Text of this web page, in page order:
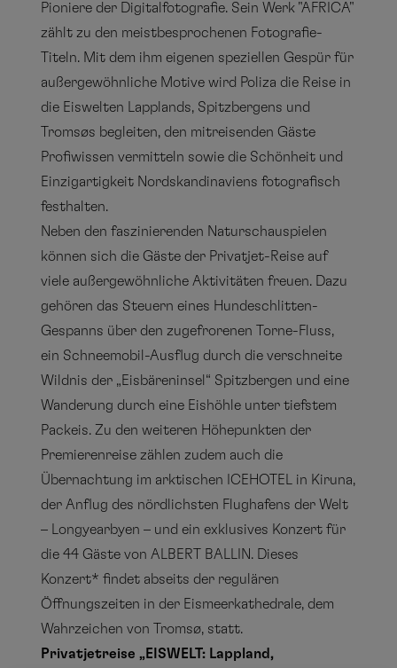
Pioniere der Digitalfotografie. Sein Werk "AFRICA"
zählt zu den meistbesprochenen Fotografie-
Titeln. Mit dem ihm eigenen speziellen Gespür für
außergewöhnliche Motive wird Poliza die Reise in
die Eiswelten Lapplands, Spitzbergens und
Tromsøs begleiten, den mitreisenden Gäste
Profiwissen vermitteln sowie die Schönheit und
Einzigartigkeit Nordskandinaviens fotografisch
festhalten.
Neben den faszinierenden Naturschauspielen
können sich die Gäste der Privatjet-Reise auf
viele außergewöhnliche Aktivitäten freuen. Dazu
gehören das Steuern eines Hundeschlitten-
Gespanns über den zugefrorenen Torne-Fluss,
ein Schneemobil-Ausflug durch die verschneite
Wildnis der „Eisbäreninsel“ Spitzbergen und eine
Wanderung durch eine Eishöhle unter tiefstem
Packeis. Zu den weiteren Höhepunkten der
Premierenreise zählen zudem auch die
Übernachtung im arktischen ICEHOTEL in Kiruna,
der Anflug des nördlichsten Flughafens der Welt
– Longyearbyen – und ein exklusives Konzert für
die 44 Gäste von ALBERT BALLIN. Dieses
Konzert* findet abseits der regulären
Öffnungszeiten in der Eismeerkathedrale, dem
Wahrzeichen von Tromsø, statt.
Privatjetreise „EISWELT: Lappland,